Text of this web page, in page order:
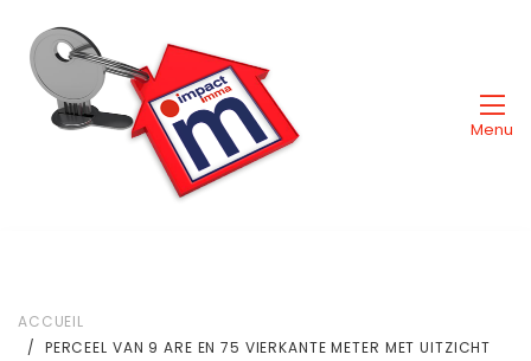
Menu
ACCUEIL
PERCEEL VAN 9 ARE EN 75 VIERKANTE METER MET UITZICHT